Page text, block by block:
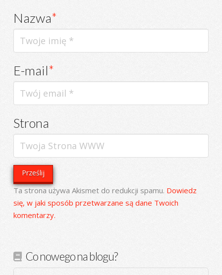
Nazwa*
E-mail*
Strona
Ta strona używa Akismet do redukcji spamu. Dowiedz
się, w jaki sposób przetwarzane są dane Twoich
komentarzy.
Co nowego na blogu?